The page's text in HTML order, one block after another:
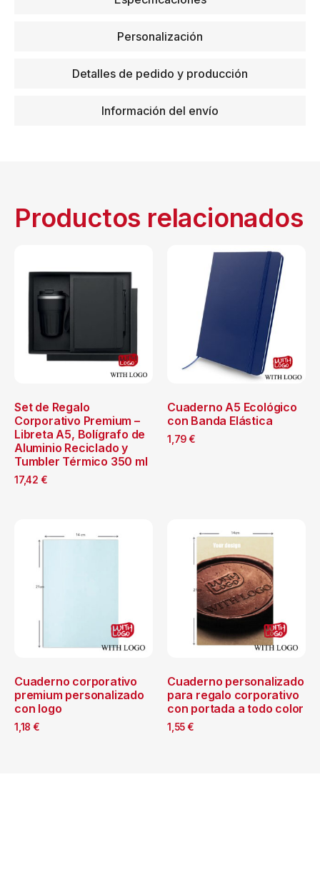
Personalización
Detalles de pedido y producción
Información del envío
Productos relacionados
Set de Regalo
Corporativo Premium –
Libreta A5, Bolígrafo de
Aluminio Reciclado y
Tumbler Térmico 350 ml
17,42 €
Cuaderno A5 Ecológico
con Banda Elástica
1,79 €
Cuaderno corporativo
premium personalizado
con logo
1,18 €
Cuaderno personalizado
para regalo corporativo
con portada a todo color
1,55 €